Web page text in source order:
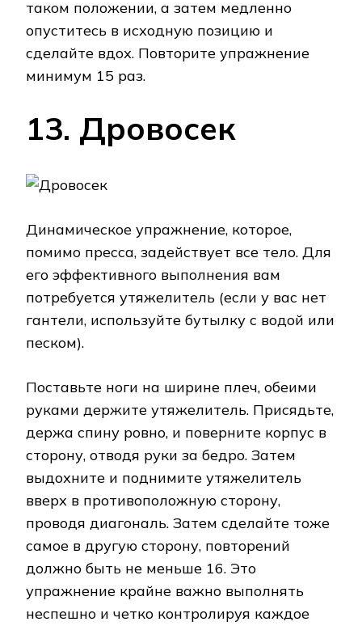
таком положении, а затем медленно
опуститесь в исходную позицию и
сделайте вдох. Повторите упражнение
минимум 15 раз.
13. Дровосек
Динамическое упражнение, которое,
помимо пресса, задействует все тело. Для
его эффективного выполнения вам
потребуется утяжелитель (если у вас нет
гантели, используйте бутылку с водой или
песком).
Поставьте ноги на ширине плеч, обеими
руками держите утяжелитель. Присядьте,
держа спину ровно, и поверните корпус в
сторону, отводя руки за бедро. Затем
выдохните и поднимите утяжелитель
вверх в противоположную сторону,
проводя диагональ. Затем сделайте тоже
самое в другую сторону, повторений
должно быть не меньше 16. Это
упражнение крайне важно выполнять
неспешно и четко контролируя каждое